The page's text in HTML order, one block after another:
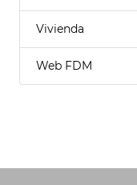
Vivienda
Web FDM